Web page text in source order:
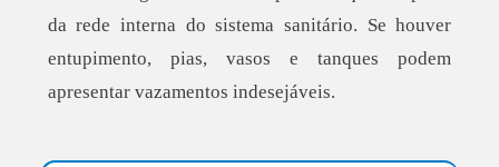
da rede interna do sistema sanitário. Se houver
entupimento, pias, vasos e tanques podem
apresentar vazamentos indesejáveis.